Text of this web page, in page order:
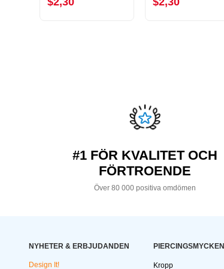
#1 FÖR KVALITET OCH
FÖRTROENDE
Över 80 000 positiva omdömen
NYHETER & ERBJUDANDEN
Design It!
PIERCINGSMYCKEN
Kropp